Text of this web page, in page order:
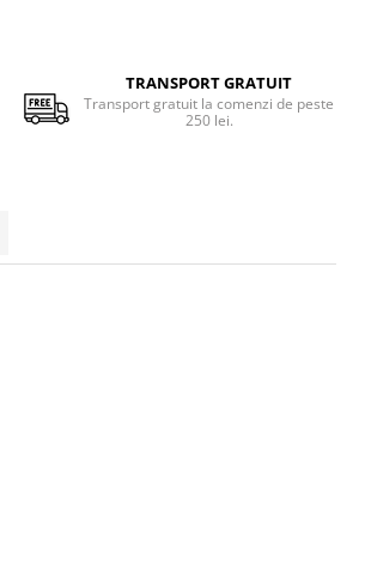
TRANSPORT GRATUIT
Transport gratuit la comenzi de peste
250 lei.